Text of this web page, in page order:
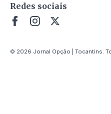
Redes sociais
© 2026 Jornal Opção | Tocantins.